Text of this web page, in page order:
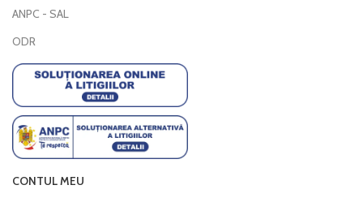
ANPC - SAL
ODR
CONTUL MEU